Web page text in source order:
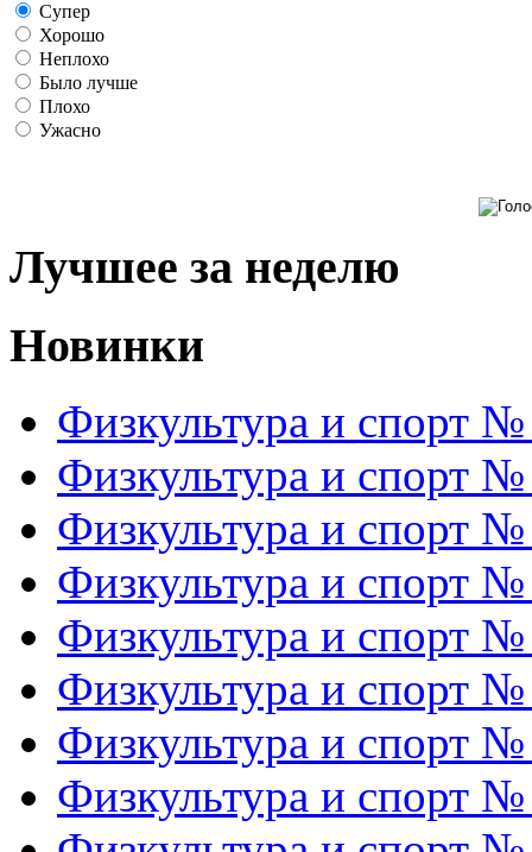
Супер
Хорошо
Неплохо
Было лучше
Плохо
Ужасно
Лучшее за неделю
Новинки
Физкультура и спорт
Физкультура и спорт
Физкультура и спорт
Физкультура и спорт
Физкультура и спорт
Физкультура и спорт
Физкультура и спорт
Физкультура и спорт